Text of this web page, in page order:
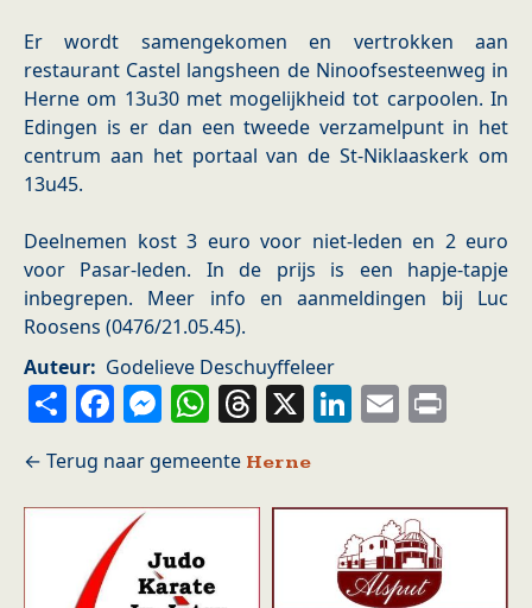
Er wordt samengekomen en vertrokken aan
restaurant Castel langsheen de Ninoofsesteenweg in
Herne om 13u30 met mogelijkheid tot carpoolen. In
Edingen is er dan een tweede verzamelpunt in het
centrum aan het portaal van de St-Niklaaskerk om
13u45.
Deelnemen kost 3 euro voor niet-leden en 2 euro
voor Pasar-leden. In de prijs is een hapje-tapje
inbegrepen. Meer info en aanmeldingen bij Luc
Roosens (0476/21.05.45).
Auteur
Godelieve Deschuyffeleer
ShareFacebook
Messenger
WhatsApp
Threads
X LinkedIn
Email
Herne